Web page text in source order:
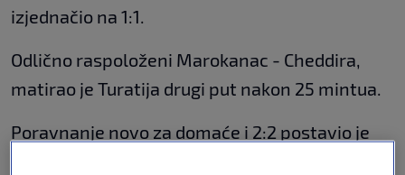
izjednačio na 1:1.
Odlično raspoloženi Marokanac - Cheddira,
matirao je Turatija drugi put nakon 25 mintua.
Poravnanje novo za domaće i 2:2 postavio je